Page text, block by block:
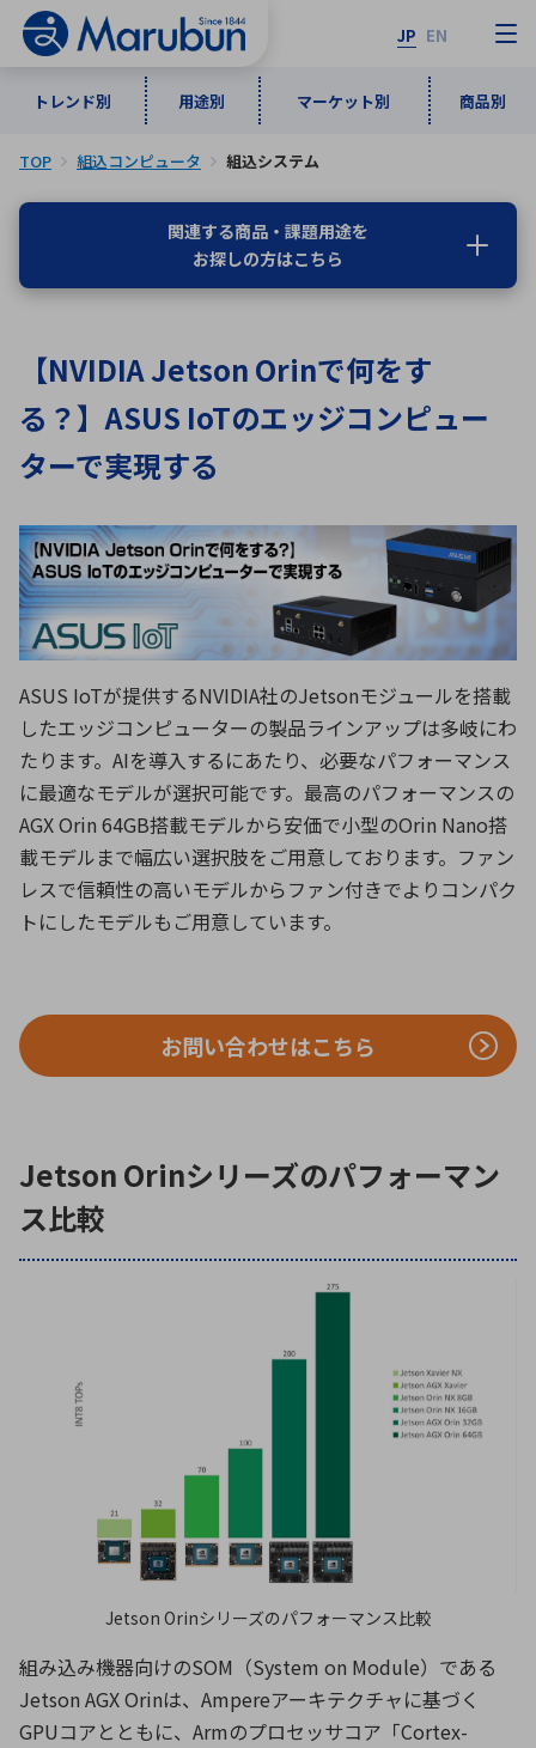
JP EN
トレンド別 用途別 マーケット別 商品別
トレンド別
インダストリアルDXソリューション
5G・Local 5G
ワイヤレス給電
ロボティクス（AI）
データセンタ・クラウド
ミリ波レーダー
ブログ｜ここから始まる最新技術
用途別
通信・ネットワーク
監視・セキュリティ
計測・検出
品質管理・検査
接着・接合
製品製造・加工
レーダ・衛星通信
シミュレーター
マーケット別
情報通信 宇宙・防衛
民生 医療
商品別
計測・測定・表示機器 検査・分析機器
ICTソリューション 組立・ロボティクス
特定用途向け・その他 サービス
医療機器
メーカ一覧
な行
は行 ま行
や行
ら行
わ行
A B
D
E
G
H
I
K
L
M
N O
P
Q
R S
T
U
V W
X
Y
Z
TOP 組込コンピュータ 組込システム
関連する商品・課題用途を
お探しの方はこちら
【NVIDIA Jetson Orinで何をす
る？】ASUS IoTのエッジコンピュー
ターで実現する
ASUS IoTが提供するNVIDIA社のJetsonモジュールを搭載
したエッジコンピューターの製品ラインアップは多岐にわ
たります。AIを導入するにあたり、必要なパフォーマンス
に最適なモデルが選択可能です。最高のパフォーマンスの
AGX Orin 64GB搭載モデルから安価で小型のOrin Nano搭
載モデルまで幅広い選択肢をご用意しております。ファン
レスで信頼性の高いモデルからファン付きでよりコンパク
トにしたモデルもご用意しています。
お問い合わせはこちら
Jetson Orinシリーズのパフォーマン
ス比較
Jetson Orinシリーズのパフォーマンス比較
組み込み機器向けのSOM（System on Module）である
Jetson AGX Orinは、Ampereアーキテクチャに基づく
GPUコアとともに、Armのプロセッサコア「Cortex-